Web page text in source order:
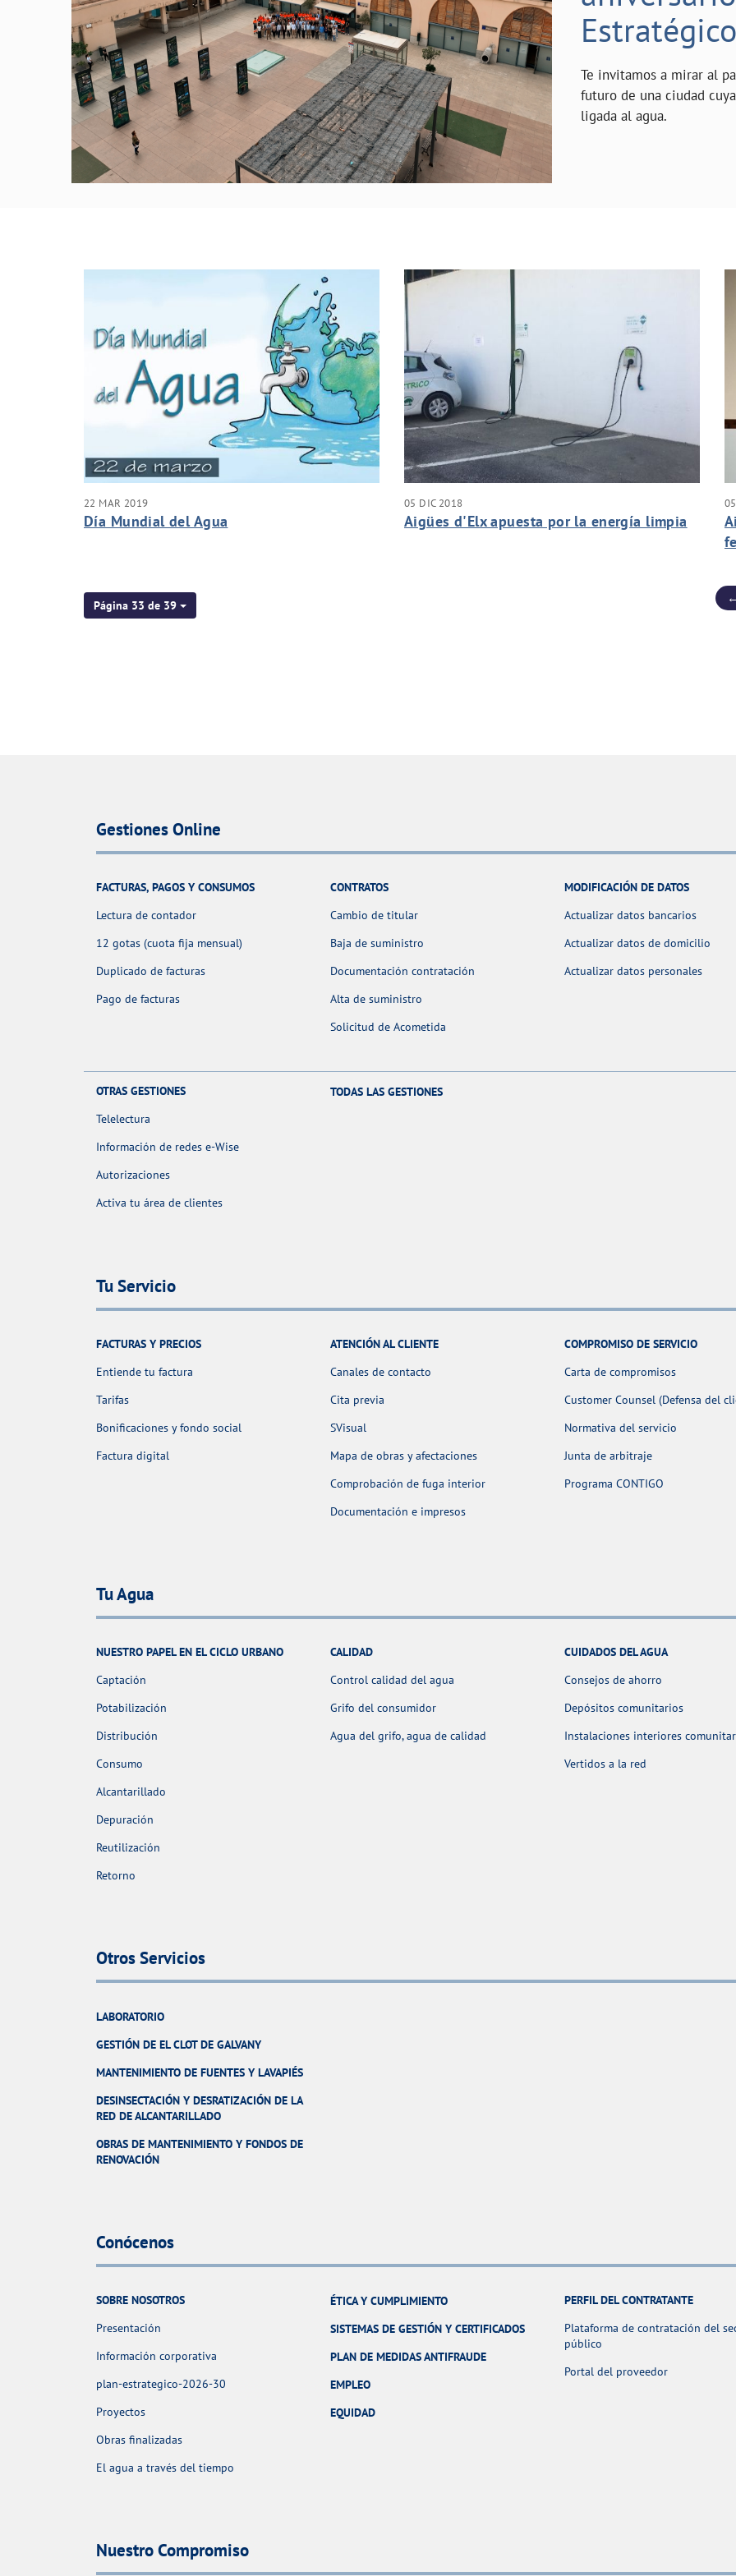
Te invitamos a mirar al
futuro de una ciudad
ligada al agua.
22 MAR 2019
Día Mundial del Agua
05 DIC 2018
Aigües d'Elx apuesta por la energía limpia
Página 33 de 39
Gestiones Online
FACTURAS, PAGOS Y CONSUMOS
Lectura de contador
12 gotas (cuota fija mensual)
Duplicado de facturas
Pago de facturas
CONTRATOS
Cambio de titular
Baja de suministro
Documentación contratación
Alta de suministro
Solicitud de Acometida
MODIFICACIÓN DE DATOS
Actualizar datos bancarios
Actualizar datos de domicilio
Actualizar datos personales
OTRAS GESTIONES
Telelectura
Información de redes e-Wise
Autorizaciones
Activa tu área de clientes
TODAS LAS GESTIONES
Tu Servicio
FACTURAS Y PRECIOS
Entiende tu factura
Tarifas
Bonificaciones y fondo social
Factura digital
ATENCIÓN AL CLIENTE
Canales de contacto
Cita previa
SVisual
Mapa de obras y afectaciones
Comprobación de fuga interior
Documentación e impresos
COMPROMISO DE SERVICIO
Carta de compromisos
Customer Counsel (Defensa del
Normativa del servicio
Junta de arbitraje
Programa CONTIGO
Tu Agua
NUESTRO PAPEL EN EL CICLO URBANO
Captación
Potabilización
Distribución
Consumo
Alcantarillado
Depuración
Reutilización
Retorno
CALIDAD
Control calidad del agua
Grifo del consumidor
Agua del grifo, agua de calidad
CUIDADOS DEL AGUA
Consejos de ahorro
Depósitos comunitarios
Instalaciones interiores
Vertidos a la red
Otros Servicios
LABORATORIO
GESTIÓN DE EL CLOT DE GALVANY
MANTENIMIENTO DE FUENTES Y LAVAPIÉS
DESINSECTACIÓN Y DESRATIZACIÓN DE LA
RED DE ALCANTARILLADO
OBRAS DE MANTENIMIENTO Y FONDOS DE
RENOVACIÓN
Conócenos
SOBRE NOSOTROS
Presentación
Información corporativa
plan-estrategico-2026-30
Proyectos
Obras finalizadas
El agua a través del tiempo
ÉTICA Y CUMPLIMIENTO
SISTEMAS DE GESTIÓN Y CERTIFICADOS
PLAN DE MEDIDAS ANTIFRAUDE
EMPLEO
EQUIDAD
PERFIL DEL CONTRATANTE
Plataforma de contratación del
público
Portal del proveedor
Nuestro Compromiso